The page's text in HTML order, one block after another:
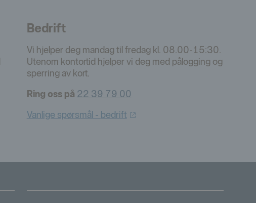
Bedrift
Vi hjelper deg mandag til fredag kl. 08.00-15:30.
Utenom kontortid hjelper vi deg med pålogging og
sperring av kort.
Ring oss på 22 39 79 00
Vanlige spørsmål - bedrift